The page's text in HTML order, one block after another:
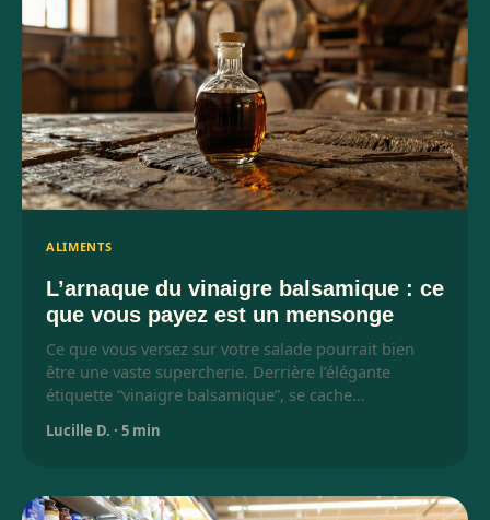
ALIMENTS
L’arnaque du vinaigre balsamique : ce
que vous payez est un mensonge
Ce que vous versez sur votre salade pourrait bien
être une vaste supercherie. Derrière l’élégante
étiquette “vinaigre balsamique”, se cache…
Lucille D. · 5 min